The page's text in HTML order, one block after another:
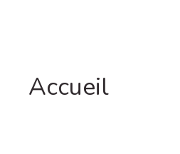
Accueil